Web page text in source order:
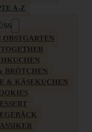
A-Z
OBSTGARTEN
BRÖTCHEN
& KÄSEKUCHEN